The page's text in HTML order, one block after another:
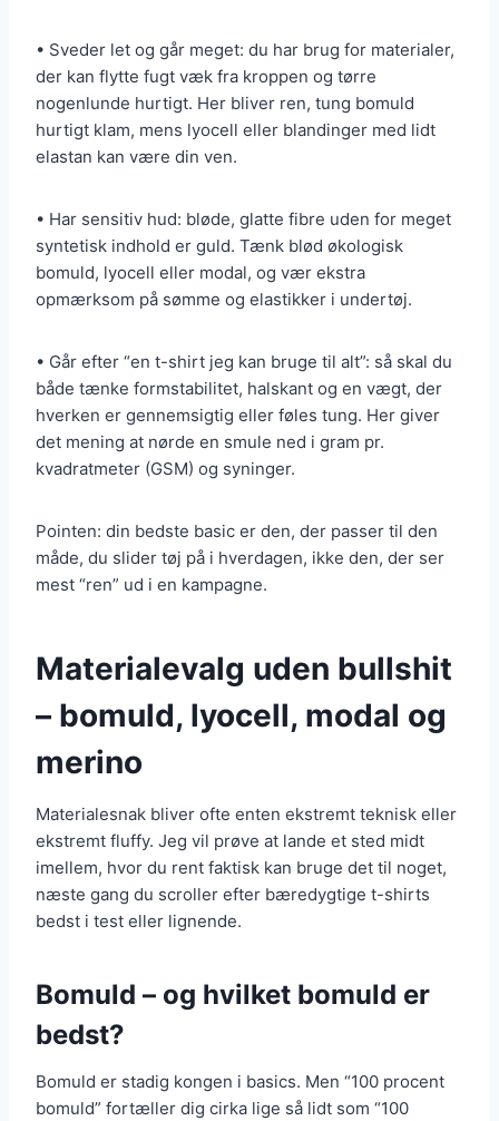
• Sveder let og går meget: du har brug for materialer,
der kan flytte fugt væk fra kroppen og tørre
nogenlunde hurtigt. Her bliver ren, tung bomuld
hurtigt klam, mens lyocell eller blandinger med lidt
elastan kan være din ven.
• Har sensitiv hud: bløde, glatte fibre uden for meget
syntetisk indhold er guld. Tænk blød økologisk
bomuld, lyocell eller modal, og vær ekstra
opmærksom på sømme og elastikker i undertøj.
• Går efter “en t-shirt jeg kan bruge til alt”: så skal du
både tænke formstabilitet, halskant og en vægt, der
hverken er gennemsigtig eller føles tung. Her giver
det mening at nørde en smule ned i gram pr.
kvadratmeter (GSM) og syninger.
Pointen: din bedste basic er den, der passer til den
måde, du slider tøj på i hverdagen, ikke den, der ser
mest “ren” ud i en kampagne.
Materialevalg uden bullshit
– bomuld, lyocell, modal og
merino
Materialesnak bliver ofte enten ekstremt teknisk eller
ekstremt fluffy. Jeg vil prøve at lande et sted midt
imellem, hvor du rent faktisk kan bruge det til noget,
næste gang du scroller efter bæredygtige t-shirts
bedst i test eller lignende.
Bomuld – og hvilket bomuld er
bedst?
Bomuld er stadig kongen i basics. Men “100 procent
bomuld” fortæller dig cirka lige så lidt som “100